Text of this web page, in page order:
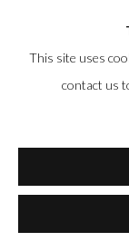
This site uses
contact us